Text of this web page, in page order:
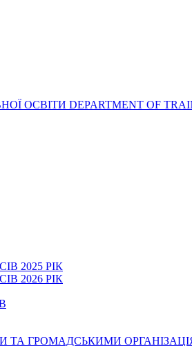
DEPARTMENT OF
2025 РІК
2026 РІК
ТА ГРОМАДСЬКИМИ